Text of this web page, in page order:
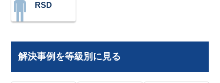
RSD
解決事例を等級別に見る